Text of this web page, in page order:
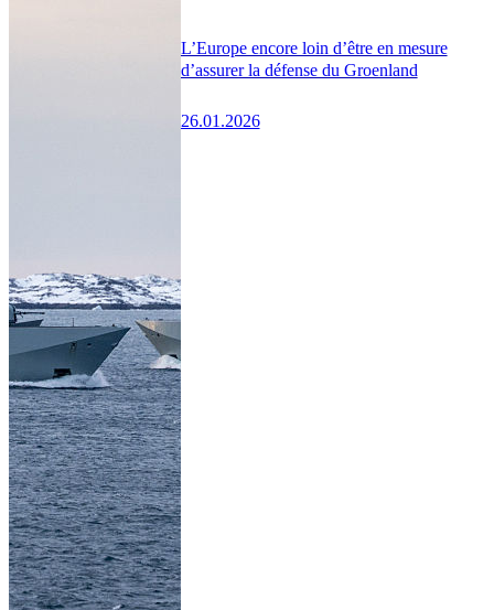
L’Europe encore loin d’être en mesure
d’assurer la défense du Groenland
26.01.2026